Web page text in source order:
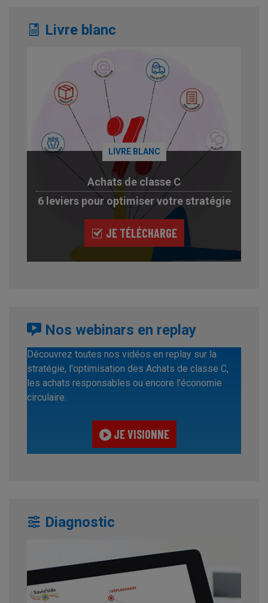
Livre blanc
LIVRE BLANC
Achats de classe C
6 leviers pour optimiser votre stratégie
JE TÉLÉCHARGE
Nos webinars en replay
Découvrez toutes nos vidéos en replay sur la
stratégie, l'optimisation des Achats de classe C,
les achats responsables ou encore l'économie
circulaire.
JE VISIONNE
Diagnostic